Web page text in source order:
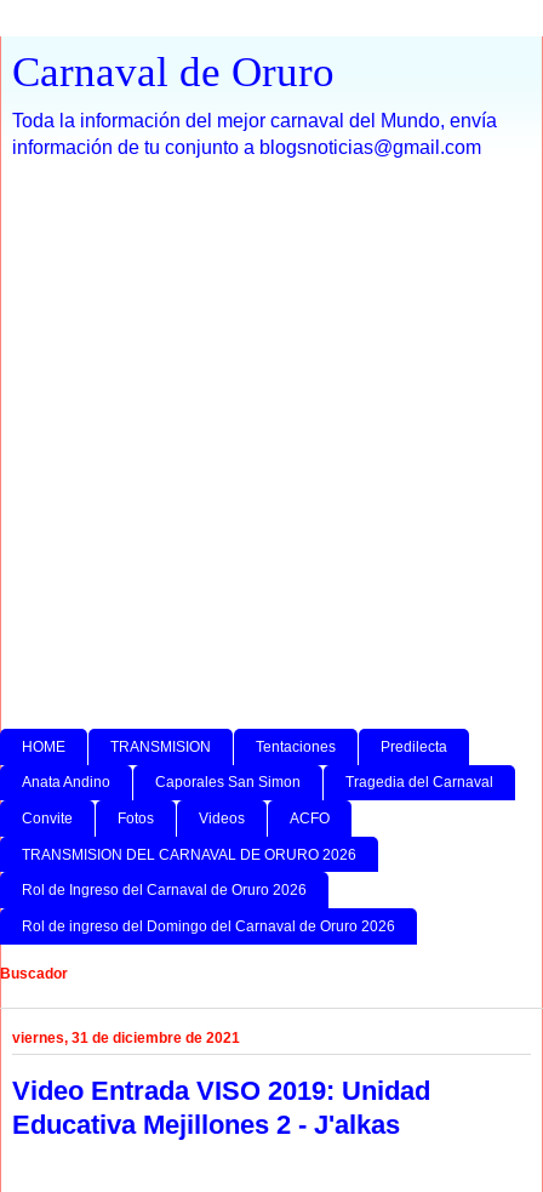
Carnaval de Oruro
Toda la información del mejor carnaval del Mundo, envía
información de tu conjunto a blogsnoticias@gmail.com
HOME TRANSMISION Tentaciones Predilecta
Anata Andino Caporales San Simon Tragedia del Carnaval
Convite Fotos Videos ACFO
TRANSMISION DEL CARNAVAL DE ORURO 2026
Rol de Ingreso del Carnaval de Oruro 2026
Rol de ingreso del Domingo del Carnaval de Oruro 2026
Buscador
viernes, 31 de diciembre de 2021
Video Entrada VISO 2019: Unidad
Educativa Mejillones 2 - J'alkas